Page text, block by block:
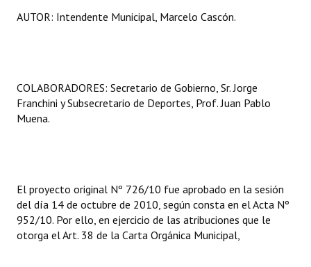
Ciudadano Ilustre - Registro
Banca del Vecino - Registro
Reconocimientos - Registro
Bariloche, Municipio intercultural
AUTOR: Intendente Municipal, Marcelo Cascón.
COLABORADORES: Secretario de Gobierno, Sr. Jorge
Franchini y Subsecretario de Deportes, Prof. Juan Pablo
Muena.
El proyecto original Nº 726/10 fue aprobado en la sesión
del día 14 de octubre de 2010, según consta en el Acta Nº
952/10. Por ello, en ejercicio de las atribuciones que le
otorga el Art. 38 de la Carta Orgánica Municipal,